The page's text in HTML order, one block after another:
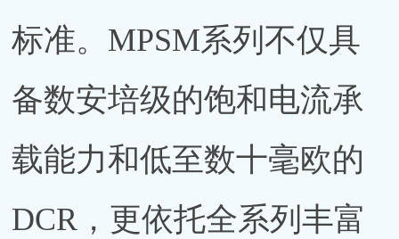
标准。MPSM系列不仅具
备数安培级的饱和电流承
载能力和低至数十毫欧的
DCR，更依托全系列丰富